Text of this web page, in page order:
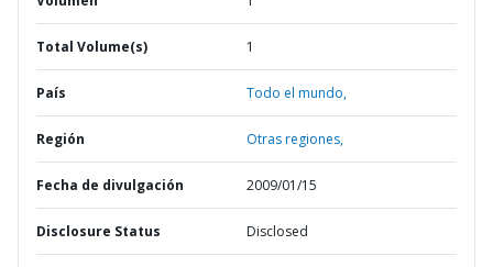
Total Volume(s) 1
País Todo el mundo,
Región Otras regiones,
Fecha de divulgación 2009/01/15
Disclosure Status Disclosed